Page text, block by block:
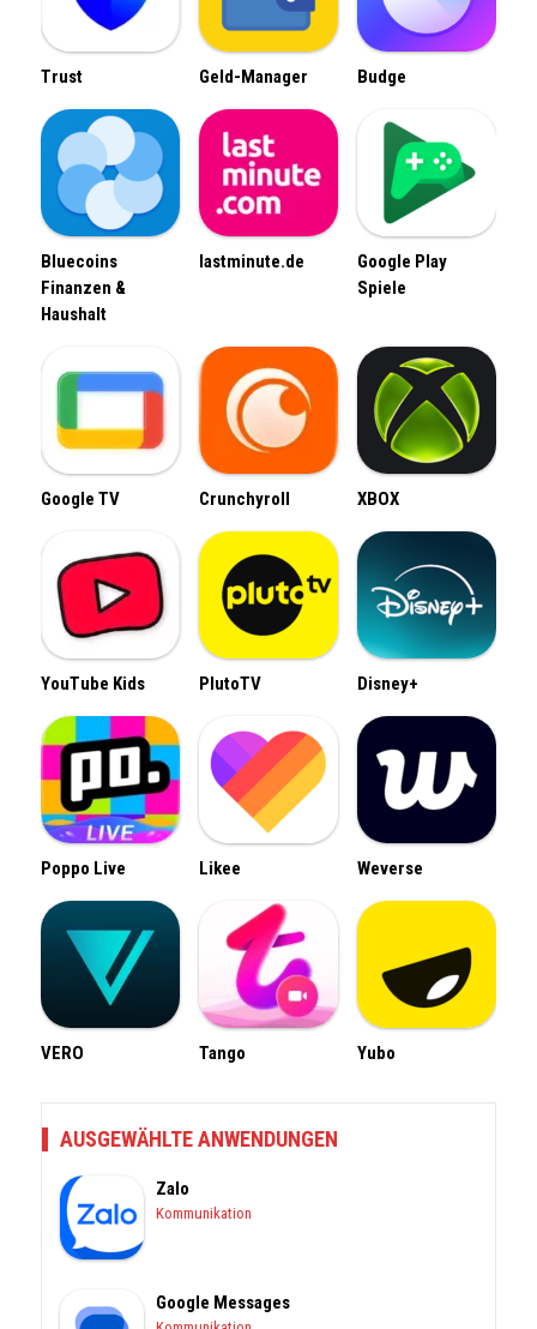
Trust Geld-Manager Budge
Bluecoins
Finanzen &
Haushalt
lastminute.de
Google Play
Spiele
Google TV Crunchyroll XBOX
YouTube Kids PlutoTV Disney+
Poppo Live Likee Weverse
VERO Tango Yubo
AUSGEWÄHLTE ANWENDUNGEN
Zalo
Kommunikation
Google Messages